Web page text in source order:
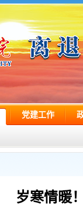
党建工作
岁寒情暖